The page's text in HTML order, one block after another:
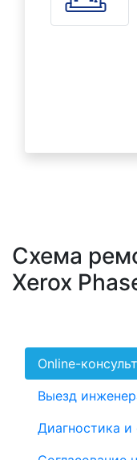
Схема
Xerox
Online-
Выезд
Диагностика и